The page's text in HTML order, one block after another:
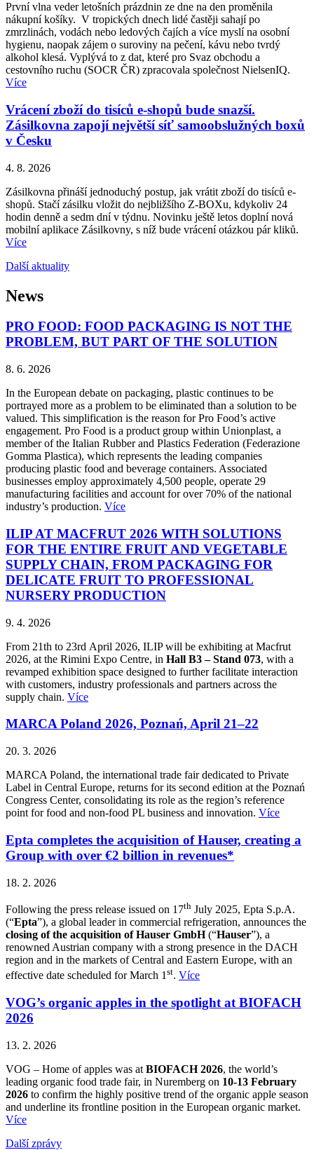
První vlna veder letošních prázdnin ze dne na den proměnila
nákupní košíky. V tropických dnech lidé častěji sahají po
zmrzlinách, vodách nebo ledových čajích a více myslí na osobní
hygienu, naopak zájem o suroviny na pečení, kávu nebo tvrdý
alkohol klesá. Vyplývá to z dat, které pro Svaz obchodu a
cestovního ruchu (SOCR ČR) zpracovala společnost NielsenIQ.
Více
Vrácení zboží do tisíců e-shopů bude snazší.
Zásilkovna zapojí největší síť samoobslužných boxů
v Česku
4. 8. 2026
Zásilkovna přináší jednoduchý postup, jak vrátit zboží do tisíců e-
shopů. Stačí zásilku vložit do nejbližšího Z-BOXu, kdykoliv 24
hodin denně a sedm dní v týdnu. Novinku ještě letos doplní nová
mobilní aplikace Zásilkovny, s níž bude vrácení otázkou pár kliků.
Více
Další aktuality
News
PRO FOOD: FOOD PACKAGING IS NOT THE
PROBLEM, BUT PART OF THE SOLUTION
8. 6. 2026
In the European debate on packaging, plastic continues to be
portrayed more as a problem to be eliminated than a solution to be
valued. This simplification is the reason for Pro Food’s active
engagement. Pro Food is a product group within Unionplast, a
member of the Italian Rubber and Plastics Federation (Federazione
Gomma Plastica), which represents the leading companies
producing plastic food and beverage containers. Associated
businesses employ approximately 4,500 people, operate 29
manufacturing facilities and account for over 70% of the national
industry’s production. Více
ILIP AT MACFRUT 2026 WITH SOLUTIONS
FOR THE ENTIRE FRUIT AND VEGETABLE
SUPPLY CHAIN, FROM PACKAGING FOR
DELICATE FRUIT TO PROFESSIONAL
NURSERY PRODUCTION
9. 4. 2026
From 21th to 23rd April 2026, ILIP will be exhibiting at Macfrut
2026, at the Rimini Expo Centre, in Hall B3 – Stand 073, with a
revamped exhibition space designed to further facilitate interaction
with customers, industry professionals and partners across the
supply chain. Více
MARCA Poland 2026, Poznań, April 21–22
20. 3. 2026
MARCA Poland, the international trade fair dedicated to Private
Label in Central Europe, returns for its second edition at the Poznań
Congress Center, consolidating its role as the region’s reference
point for food and non-food PL business and innovation. Více
Epta completes the acquisition of Hauser, creating a
Group with over €2 billion in revenues*
18. 2. 2026
Following the press release issued on 17th July 2025, Epta S.p.A.
(“Epta”), a global leader in commercial refrigeration, announces the
closing of the acquisition of Hauser GmbH(“Hauser”), a
renowned Austrian company with a strong presence in the DACH
region and in the markets of Central and Eastern Europe, with an
effective date scheduled for March 1 st. Více
VOG’s organic apples in the spotlight at BIOFACH
2026
13. 2. 2026
VOG – Home of apples was at BIOFACH 2026, the world’s
leading organic food trade fair, in Nuremberg on 10-13 February
2026 to confirm the highly positive trend of the organic apple season
and underline its frontline position in the European organic market.
Více
Další zprávy